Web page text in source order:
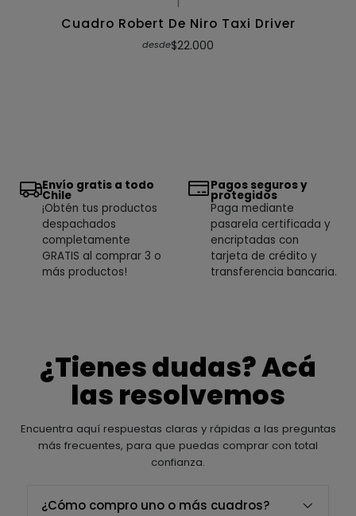
|
Cuadro Robert De Niro Taxi Driver
desde$22.000
Envío gratis a todo
Chile
¡Obtén tus productos
despachados
completamente
GRATIS al comprar 3 o
más productos!
Pagos seguros y
protegidos
Paga mediante
pasarela certificada y
encriptadas con
tarjeta de crédito y
transferencia bancaria.
¿Tienes dudas? Acá
las resolvemos
Encuentra aquí respuestas claras y rápidas a las preguntas
más frecuentes, para que puedas comprar con total
confianza.
¿Cómo compro uno o más cuadros?